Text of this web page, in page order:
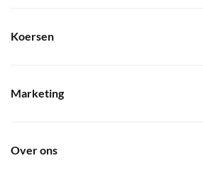
Koersen
Marketing
Over ons